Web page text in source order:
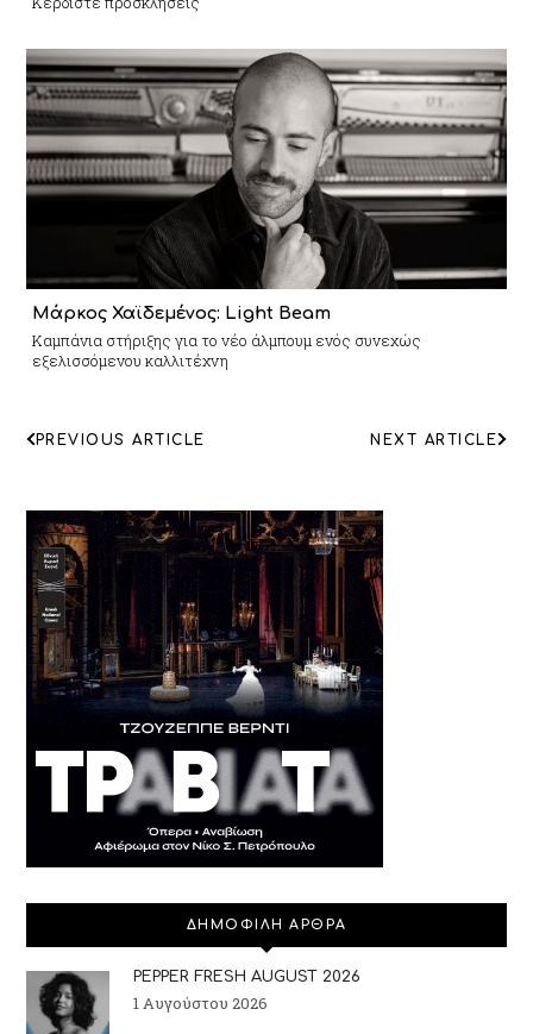
Μάρκος Χαϊδεμένος: Light Beam
Καμπάνια στήριξης για το νέο άλμπουμ ενός συνεχώς
εξελισσόμενου καλλιτέχνη
ΠΛΟΗΓΗΣΗ
NEXT ARTICLE
PREVIOUS ARTICLE
ΔΗΜΟΦΙΛΗ ΑΡΘΡΑ
PEPPER FRESH AUGUST 2026
1 Αυγούστου 2026